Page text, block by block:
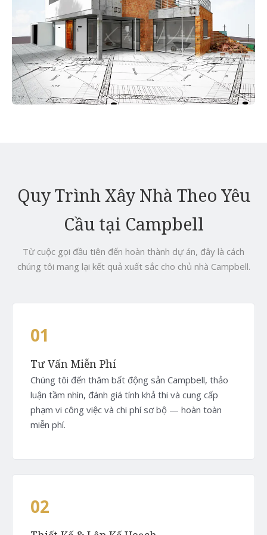
Quy Trình Xây Nhà Theo Yêu
Cầu tại Campbell
Từ cuộc gọi đầu tiên đến hoàn thành dự án, đây là cách
chúng tôi mang lại kết quả xuất sắc cho chủ nhà Campbell.
01
Tư Vấn Miễn Phí
Chúng tôi đến thăm bất động sản Campbell, thảo
luận tầm nhìn, đánh giá tính khả thi và cung cấp
phạm vi công việc và chi phí sơ bộ — hoàn toàn
miễn phí.
02